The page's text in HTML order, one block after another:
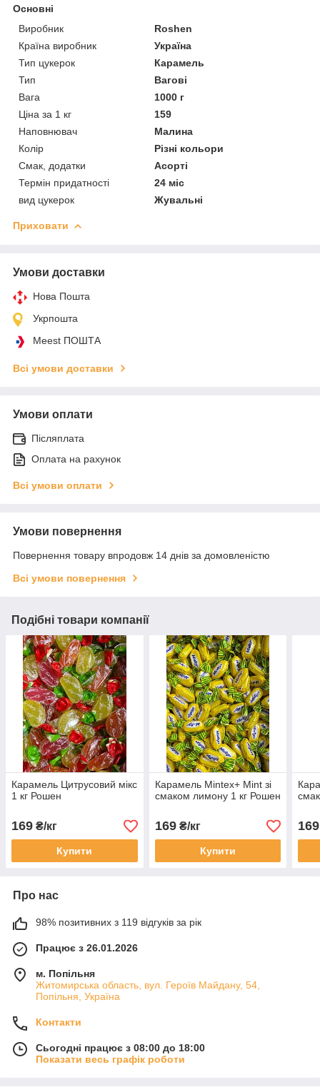
Основні
Виробник
Roshen
Країна виробник
Україна
Тип цукерок
Карамель
Тип
Вагові
Вага
1000 г
Ціна за 1 кг
159
Наповнювач
Малина
Колір
Різні кольори
Смак, додатки
Асорті
Термін придатності
24 міс
вид цукерок
Жувальні
Приховати
Умови доставки
Нова Пошта
Укрпошта
Meest ПОШТА
Всі умови доставки
Умови оплати
Післяплата
Оплата на рахунок
Всі умови оплати
Умови повернення
Повернення товару впродовж 14 днів за домовленістю
Всі умови повернення
Подібні товари компанії
Карамель Цитрусовий мікс
1 кг Рошен
169 ₴/кг
Купити
Карамель Mintex+ Mint зі
смаком лимону 1 кг Рошен
169₴/кг
Купити
169
Про нас
98% позитивних з 119 відгуків за рік
Працює з 26.01.2026
м. Попільня
Житомирська область, вул. Героїв Майдану, 54,
Попільня, Україна
Контакти
Сьогодні працює з 08:00 до 18:00
Показати весь графік роботи